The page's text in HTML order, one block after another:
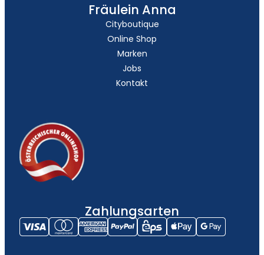
Fräulein Anna
Cityboutique
Online Shop
Marken
Jobs
Kontakt
Zahlungsarten